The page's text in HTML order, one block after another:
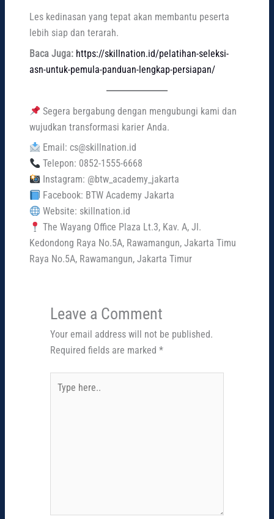
Les kedinasan yang tepat akan membantu peserta
lebih siap dan terarah.
Baca Juga: https://skillnation.id/pelatihan-seleksi-
asn-untuk-pemula-panduan-lengkap-persiapan/
Segera bergabung dengan mengubungi kami dan
wujudkan transformasi karier Anda.
Email: cs@skillnation.id
Telepon: 0852-1555-6668
Instagram: @btw_academy_jakarta
Facebook: BTW Academy Jakarta
Website: skillnation.id
The Wayang Office Plaza Lt.3, Kav. A, Jl.
Kedondong Raya No.5A, Rawamangun, Jakarta Timu
Raya No.5A, Rawamangun, Jakarta Timur
Leave a Comment
Your email address will not be published.
Required fields are marked *
here..